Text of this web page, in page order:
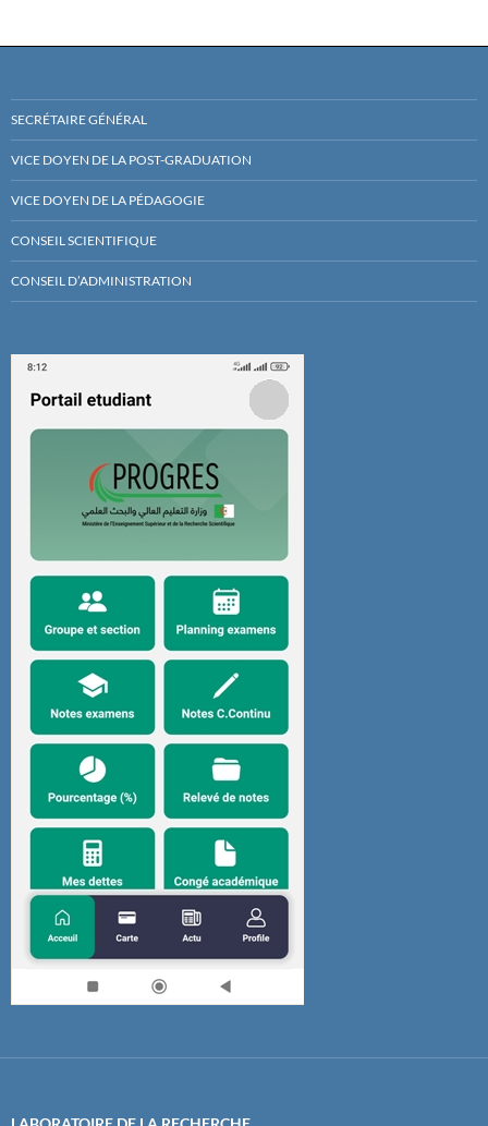
SECRÉTAIRE GÉNÉRAL
VICE DOYEN DE LA POST-GRADUATION
VICE DOYEN DE LA PÉDAGOGIE
CONSEIL SCIENTIFIQUE
CONSEIL D’ADMINISTRATION